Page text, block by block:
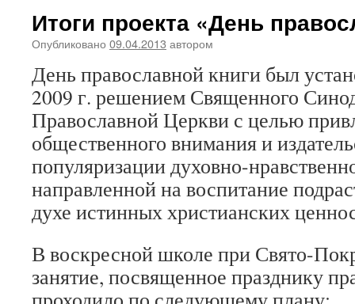
Итоги проекта «День
Опубликовано 09.04.2013 автором
День православной книги был
2009 г. решением Священного
Православной Церкви с целью
общественного внимания и
популяризации духовно-
направленной на воспитание
духе истинных христианских
В воскресной школе при Свято-
занятие, посвященное празднику